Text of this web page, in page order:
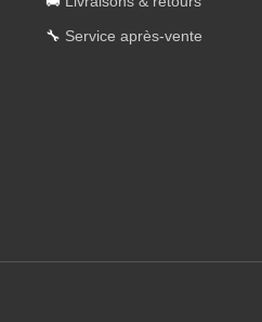
🔧 Service après-vente